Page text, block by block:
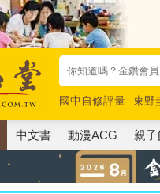
國中自修評量
東野
唯紅花綻放
奧德賽
中文書 動漫ACG 親